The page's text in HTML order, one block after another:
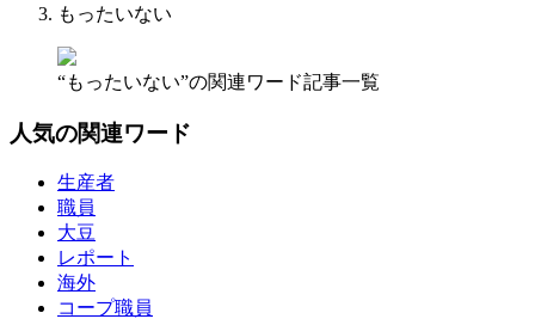
もったいない
“もったいない”の関連ワード記事一覧
人気の関連ワード
生産者
職員
大豆
レポート
海外
コープ職員